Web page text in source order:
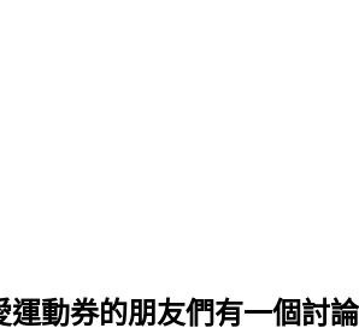
動券的朋友們有一個討